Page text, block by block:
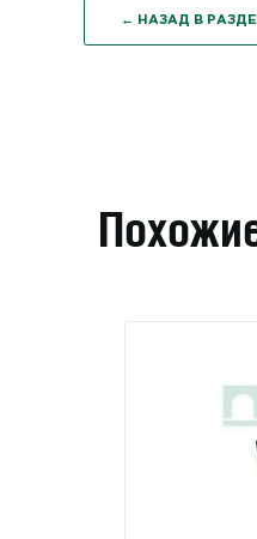
← НАЗАД В